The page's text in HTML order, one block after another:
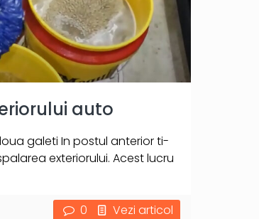
auto
galeti In postul anterior ti-
exteriorului. Acest lucru
0 Vezi articol